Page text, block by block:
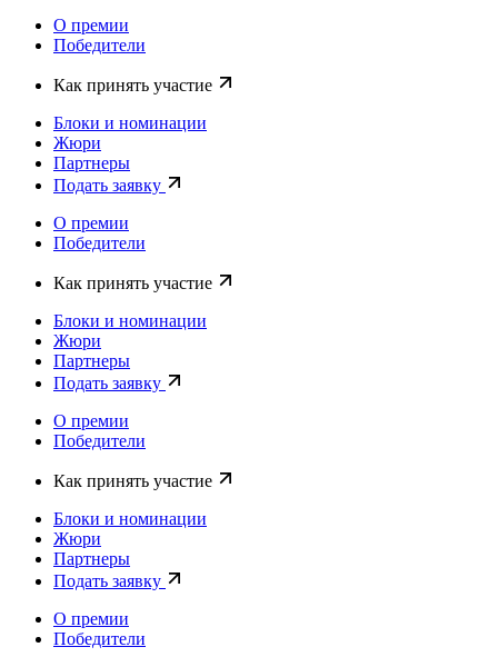
О премии
Победители
Как принять участие
Блоки и номинации
Жюри
Партнеры
Подать заявку
О премии
Победители
Как принять участие
Блоки и номинации
Жюри
Партнеры
Подать заявку
О премии
Победители
Как принять участие
Блоки и номинации
Жюри
Партнеры
Подать заявку
О премии
Победители